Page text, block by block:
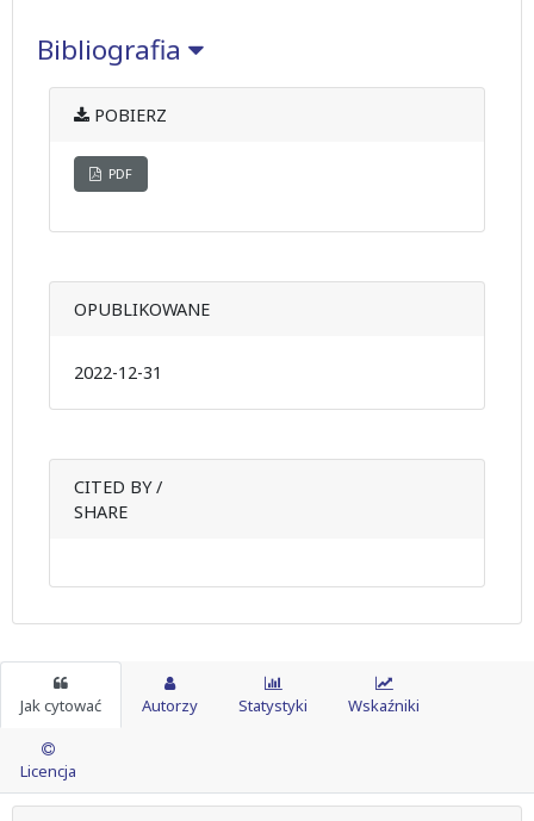
Bibliografia
POBIERZ
PDF
OPUBLIKOWANE
2022-12-31
CITED BY /
SHARE
Jak cytować Autorzy Statystyki Wskaźniki
Licencja